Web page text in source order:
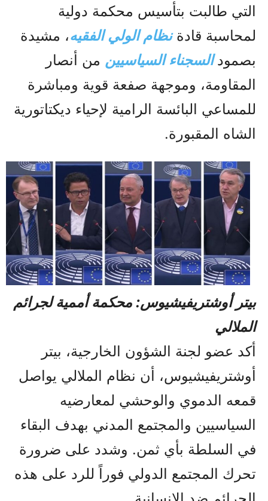
التي طالبت بتأسيس محكمة دولية
لمحاسبة قادةنظام الولي الفقيه، مشيدة
بصمودالسجناء السياسيين من أنصار
المقاومة، وموجهة صفعة قوية ومباشرة
للمساعي البائسة الرامية لإحياء ديكتاتورية
الشاه المقبورة.
بيتر أوشتريفيشيوس: محكمة أممية لجرائم
الملالي
أكد عضو لجنة الشؤون الخارجية، بيتر
أوشتريفيشيوس، أن نظام الملالي يواصل
قمعه الدموي والوحشي لمعارضيه
السياسيين والمجتمع المدني بهدف البقاء
في السلطة بأي ثمن. وشدد على ضرورة
تحرك المجتمع الدولي فوراً للرد على هذه